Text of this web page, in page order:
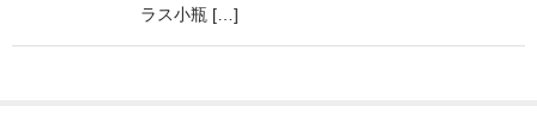
ラス小瓶 […]